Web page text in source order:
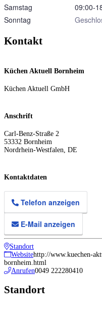
Samstag
Sonntag
Kontakt
Küchen Aktuell Bornheim
Küchen Aktuell GmbH
Anschrift
Carl-Benz-Straße 2
53332 Bornheim
Nordrhein-Westfalen DE
Kontaktdaten
Telefon anzeigen
E-Mail anzeigen
Standort
Websitehttp://www.kuechen-
bornheim.html
Anrufen0049 222280410
Standort